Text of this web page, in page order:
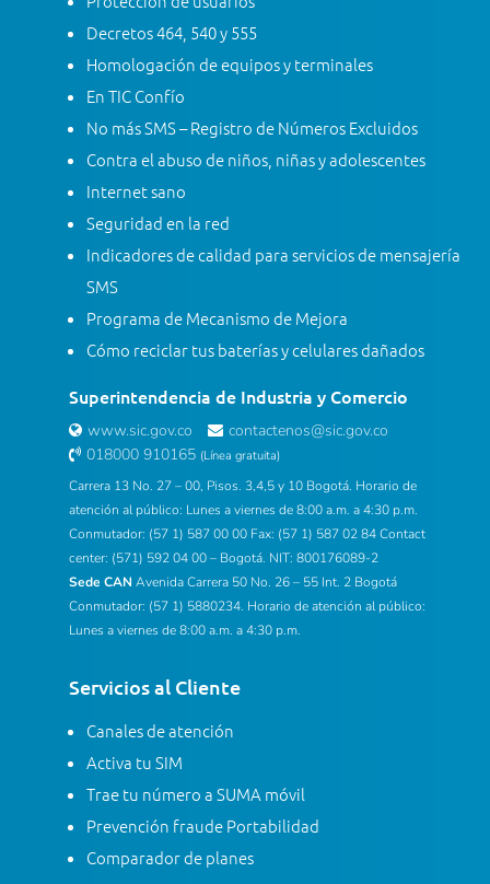
Decretos 464, 540 y 555
Homologación de equipos y terminales
En TIC Confío
No más SMS – Registro de Números Excluidos
Contra el abuso de niños, niñas y adolescentes
Internet sano
Seguridad en la red
Indicadores de calidad para servicios de mensajería
SMS
Programa de Mecanismo de Mejora
Cómo reciclar tus baterías y celulares dañados
Superintendencia de Industria y Comercio
www.sic.gov.co
contactenos@sic.gov.co
018000 910165 (Línea gratuita)
Carrera 13 No. 27 – 00, Pisos. 3,4,5 y 10 Bogotá. Horario de
atención al público: Lunes a viernes de 8:00 a.m. a 4:30 p.m.
Conmutador: (57 1) 587 00 00 Fax: (57 1) 587 02 84 Contact
center: (571) 592 04 00 – Bogotá. NIT: 800176089-2
Sede CAN Avenida Carrera 50 No. 26 – 55 Int. 2 Bogotá
Conmutador: (57 1) 5880234. Horario de atención al público:
Lunes a viernes de 8:00 a.m. a 4:30 p.m.
Servicios al Cliente
Canales de atención
Activa tu SIM
Trae tu número a SUMA móvil
Prevención fraude Portabilidad
Comparador de planes